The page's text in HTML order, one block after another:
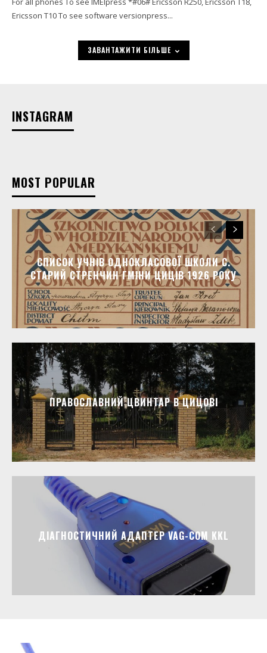
Ericsson T10 To see software versionpress...
ЗАВАНТАЖИТИ БІЛЬШЕ
INSTAGRAM
MOST POPULAR
СПИСОК УЧНІВ ОДНОКЛАСОВОЇ ШКОЛИ C.
СТАРИЙ СТРЕНЧИН ГМІНИ ЦИЦІВ 1926 РОКУ
ПРАВОСЛАВНИЙ ЦВИНТАР В ЦИЦОВІ
ДІАГНОСТИЧНИЙ АДАПТЕР VAG-COM KKL